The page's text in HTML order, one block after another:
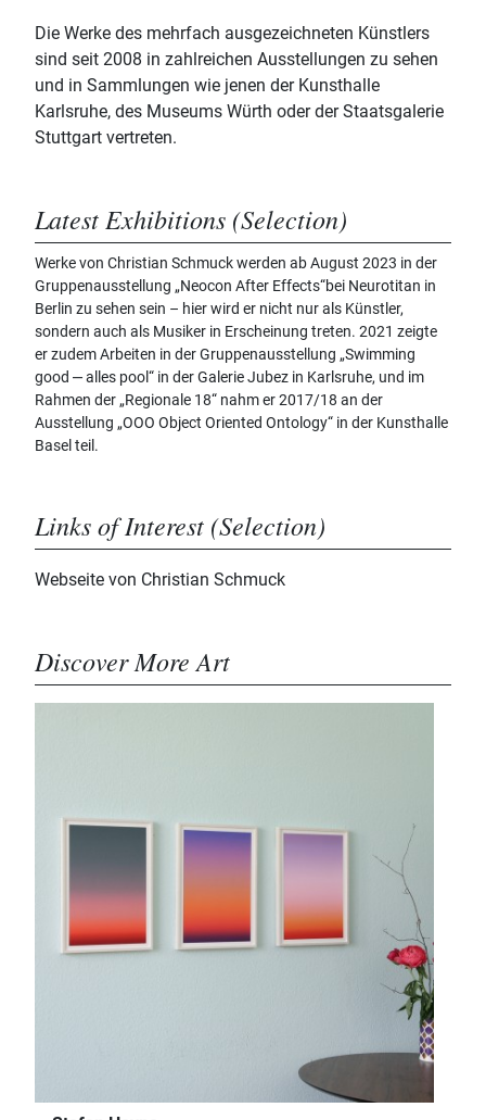
Die Werke des mehrfach ausgezeichneten Künstlers
sind seit 2008 in zahlreichen Ausstellungen zu sehen
und in Sammlungen wie jenen der Kunsthalle
Karlsruhe, des Museums Würth oder der Staatsgalerie
Stuttgart vertreten.
Latest Exhibitions (Selection)
Werke von Christian Schmuck werden ab August 2023 in der
Gruppenausstellung „Neocon After Effects“bei Neurotitan in
Berlin zu sehen sein – hier wird er nicht nur als Künstler,
sondern auch als Musiker in Erscheinung treten. 2021 zeigte
er zudem Arbeiten in der Gruppenausstellung „Swimming
good ‒ alles pool“ in der Galerie Jubez in Karlsruhe, und im
Rahmen der „Regionale 18“ nahm er 2017/18 an der
Ausstellung „OOO Object Oriented Ontology“ in der Kunsthalle
Basel teil.
Links of Interest (Selection)
Webseite von Christian Schmuck
Discover More Art